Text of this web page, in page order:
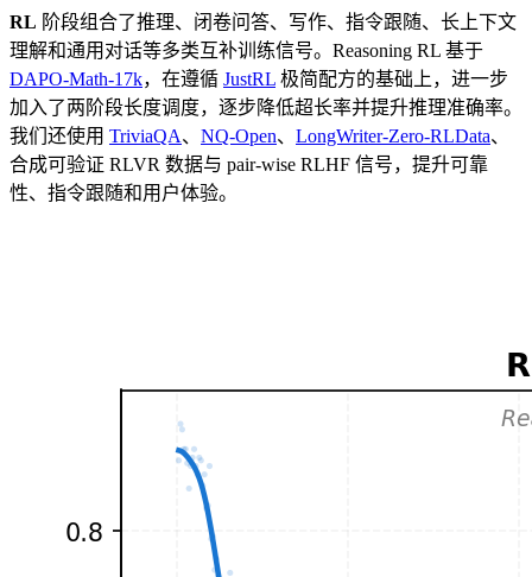
RL 阶段组合了推理、闭卷问答、写作、指令跟随、长上下文
理解和通用对话等多类互补训练信号。Reasoning RL 基于
DAPO-Math-17k，在遵循 JustRL 极简配方的基础上，进一步
加入了两阶段长度调度，逐步降低超长率并提升推理准确率。
我们还使用 TriviaQA、 NQ-Open、 LongWriter-Zero-RLData、
合成可验证 RLVR 数据与 pair-wise RLHF 信号，提升可靠
性、指令跟随和用户体验。